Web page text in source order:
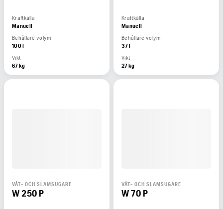
Kraftkälla
Manuell
Behållare volym
100 l
Vikt
67 kg
Kraftkälla
Manuell
Behållare volym
37 l
Vikt
27 kg
VÅT- OCH SLAMSUGARE
W 250 P
VÅT- OCH SLAMSUGARE
W 70 P